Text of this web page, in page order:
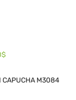
CAPUCHA M3084